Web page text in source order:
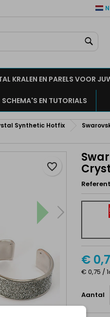
KRALEN EN PARELS VOOR
SCHEMA'S EN TUTORIALS
Synthetic Hotfix
€
€ 0,75 /
Aantal
favorite_border
uw verlanglijst op te slaan.
Annuleren